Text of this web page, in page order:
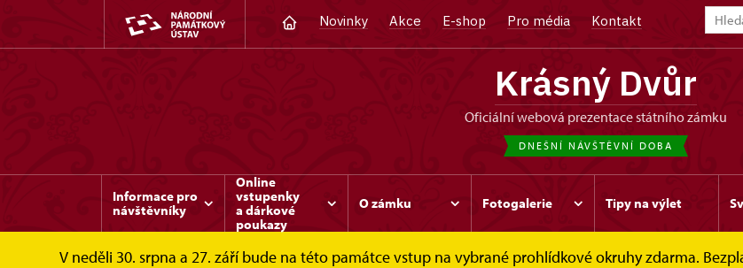
Novinky Akce E-shop Pro média Kontakt
Krásný Dvůr
oficiální webová prezentace státního zámku
DNEŠNÍ NÁVŠTĚVNÍ DOBA
Informace pro
návštěvníky
Online
vstupenky
a dárkové
poukazy
O zámku Fotogalerie Tipy na výlet
V neděli 30. srpna a 27. září bude na této památce vstup na vybrané prohlídkové okruhy zdarma.